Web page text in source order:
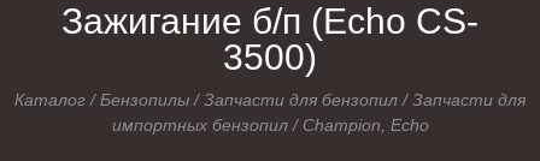
Зажигание б/п (Echo CS-
3500)
Каталог /Бензопилы /Запчасти для бензопил /Запчасти для
импортных бензопил/ Champion, Echo